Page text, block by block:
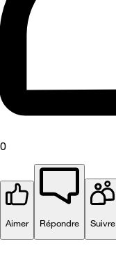
0
Aimer Répondre Suivre